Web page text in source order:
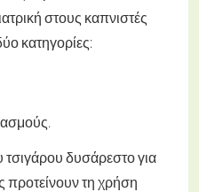
στους καπνιστές
κατηγορίες:
τσιγάρου δυσάρεστο για
προτείνουν τη χρήση